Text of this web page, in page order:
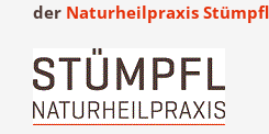
der Naturheilpraxis Stümpfl